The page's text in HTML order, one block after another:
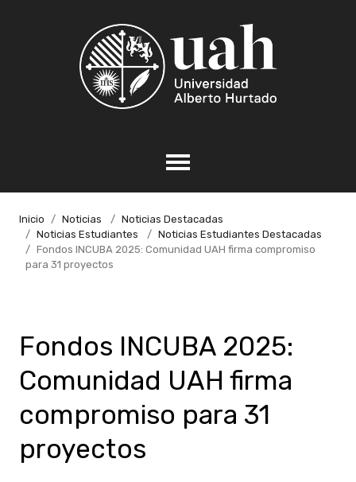
Inicio Noticias
Noticias Destacadas
Noticias Estudiantes
Noticias Estudiantes Destacadas
Fondos INCUBA 2025: Comunidad UAH firma compromiso
para 31 proyectos
Fondos INCUBA 2025:
Comunidad UAH firma
compromiso para 31
proyectos